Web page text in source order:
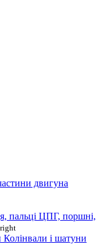
двигуна
ЦПГ, поршні,
Колінвали і шатуни